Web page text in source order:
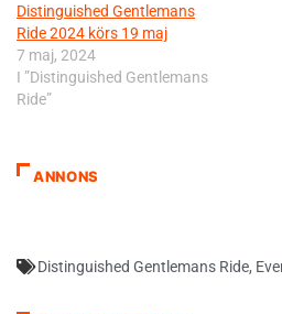
Distinguished Gentlemans
Ride 2024 körs 19 maj
7 maj, 2024
I ”Distinguished Gentlemans
Ride”
ANNONS
Distinguished Gentlemans Ride,